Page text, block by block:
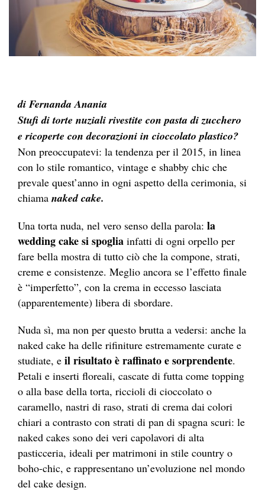
di Fernanda Anania
Stufi di torte nuziali rivestite con pasta di zucchero
e ricoperte con decorazioni in cioccolato plastico?
Non preoccupatevi: la tendenza per il 2015, in linea
con lo stile romantico, vintage e shabby chic che
prevale quest’anno in ogni aspetto della cerimonia, si
chiama naked cake.
Una torta nuda, nel vero senso della parola: la
wedding cake si spoglia infatti di ogni orpello per
fare bella mostra di tutto ciò che la compone, strati,
creme e consistenze. Meglio ancora se l’effetto finale
è “imperfetto”, con la crema in eccesso lasciata
(apparentemente) libera di sbordare.
Nuda sì, ma non per questo brutta a vedersi: anche la
naked cake ha delle rifiniture estremamente curate e
studiate, e il risultato è raffinato e sorprendente.
Petali e inserti floreali, cascate di futta come topping
o alla base della torta, riccioli di cioccolato o
caramello, nastri di raso, strati di crema dai colori
chiari a contrasto con strati di pan di spagna scuri: le
naked cakes sono dei veri capolavori di alta
pasticceria, ideali per matrimoni in stile country o
boho-chic, e rappresentano un’evoluzione nel mondo
del cake design.